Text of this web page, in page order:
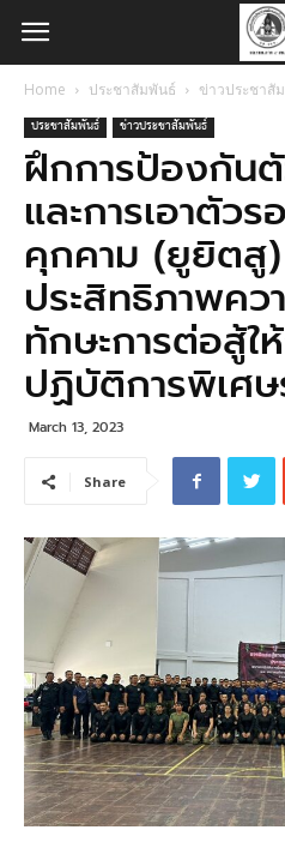
Home ประชาสัมพันธ์ ข่าวประชาสั
ประชาสัมพันธ์ ข่าวประชาสัมพันธ์
ฝึกการป้องกัน
และการเอาตัว
คุกคาม (ยูยิตสู
ประสิทธิภาพคว
ทักษะการต่อสู้
ปฏิบัติการพิเศ
March 13, 2023
Share